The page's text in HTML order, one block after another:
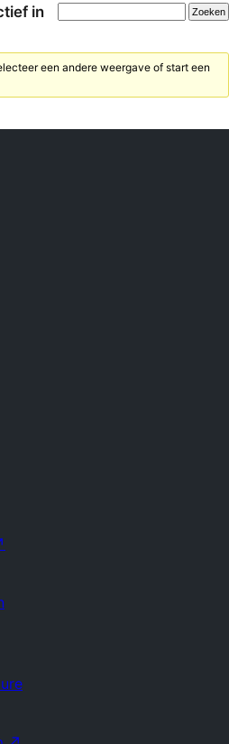
in
een andere weergave of start een